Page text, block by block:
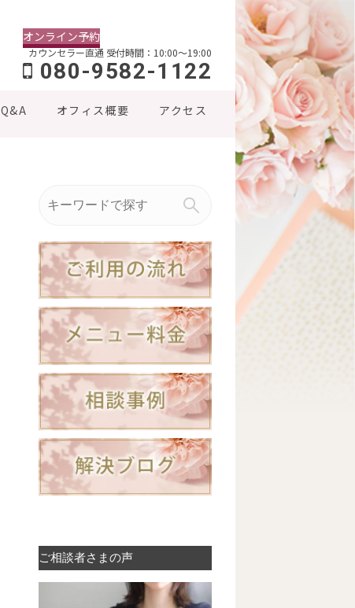
オンライン予約
カウンセラー直通 受付時間：10:00～19:00
080-9582-1122
Q&A オフィス概要 アクセス
ご相談者さまの声